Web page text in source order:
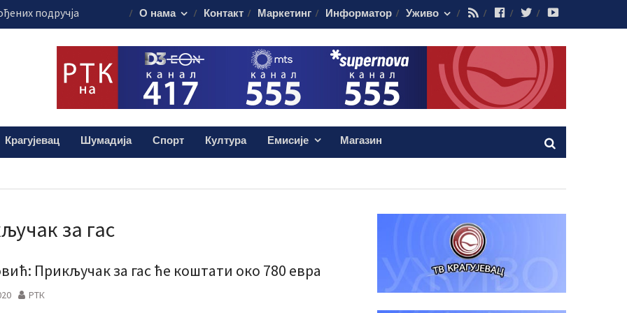
подручја
ИКОМ-
14 пожара у
почиње
О нама Контакт Маркетинг Информатор Уживо RSS FacebookTwitter
Крагујевац Шумадија Спорт Култура Емисије Магазин
за гас
Прикључак за гас ће коштати око 780 евра
РТК